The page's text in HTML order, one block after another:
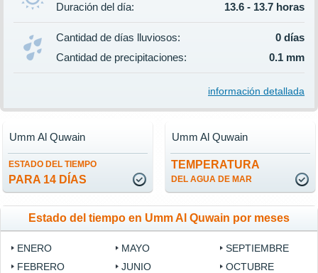
Duración del día:
13.6 - 13.7 horas
Cantidad de días lluviosos:
0 días
Cantidad de precipitaciones:
0.1 mm
información detallada
ESTADO DEL TIEMPO
PARA 14 DÍAS
Umm Al Quwain
TEMPERATURA
DEL AGUA DE MAR
Umm Al Quwain
Estado del tiempo en Umm Al Quwain por meses
ENERO
FEBRERO
MAYO
JUNIO
SEPTIEMBRE
OCTUBRE